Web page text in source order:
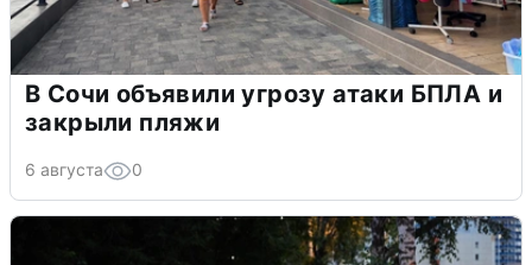
В Сочи объявили угрозу атаки БПЛА и
закрыли пляжи
6 августа 0